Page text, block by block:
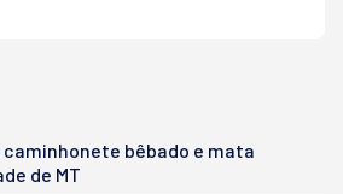
bêbado e mata
de MT